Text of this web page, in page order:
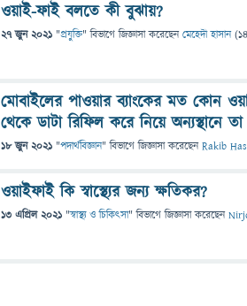
ওয়াই-ফাই বলতে কী বুঝায়?
27 জুন 2021 "প্রযুক্তি" বিভাগে জিজ্ঞাসাকরেছেনমেহেদী হাসান (
মোবাইলের পাওয়ার ব্যাংকের মত কোন
থেকে ডাটা রিফিল করে নিয়ে অন্যস্থানে তা
18 জুন 2021 "পদার্থবিজ্ঞান" বিভাগে জিজ্ঞাসাকরেছেনRakib
ওয়াইফাই কি স্বাস্থ্যের জন্য ক্ষতিকর?
13 এপ্রিল 2021 "স্বাস্থ্য ও চিকিৎসা" বিভাগে জিজ্ঞাসাকরেছেন